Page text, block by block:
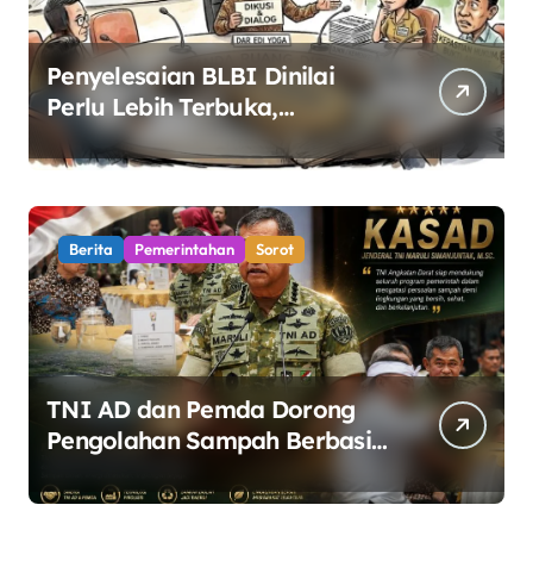
Penyelesaian BLBI Dinilai
Perlu Lebih Terbuka,
Pemerintah Diminta Buka
Ruang Dialog
Berita Pemerintahan Sorot
TNI AD dan Pemda Dorong
Pengolahan Sampah Berbasis